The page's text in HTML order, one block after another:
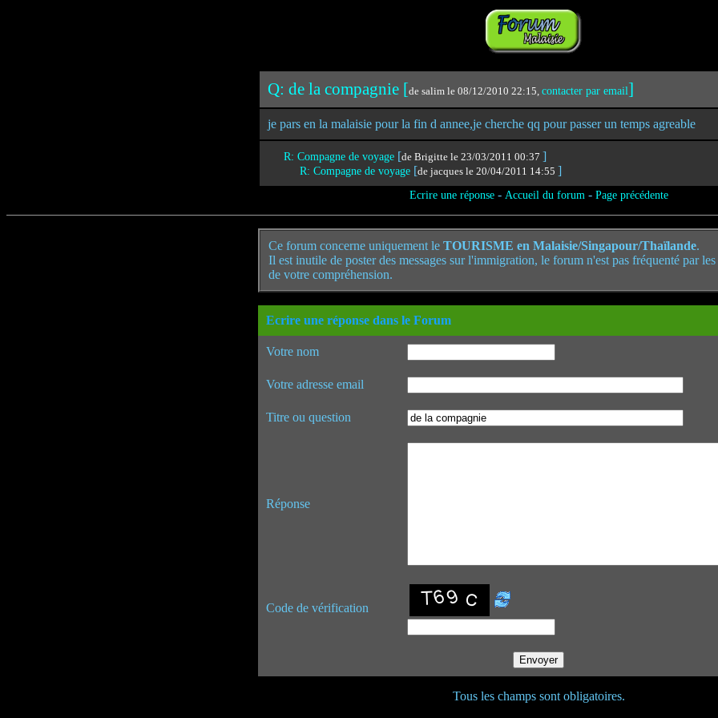
Q: de la compagnie [de salim le 08/12/2010 22:15, contacter par email]
je pars en la malaisie pour la fin d annee,je cherche qq pour passer un temps agreable
R: Compagne de voyage [de Brigitte le 23/03/2011 00:37 ]
R: Compagne de voyage [de jacques le 20/04/2011 14:55 ]
Ecrire une réponse- Accueil du forum - Page précédente
Ce forum concerne uniquement le TOURISME en Malaisie/Singapour/Thaïlande.
Il est inutile de poster des messages sur l'immigration, le forum n'est pas fréquenté par
de votre compréhension.
Ecrire une réponse dans le Forum
Votre nom
Votre adresse email
Titre ou question
Réponse
Code de vérification
Tous les champs sont obligatoires.